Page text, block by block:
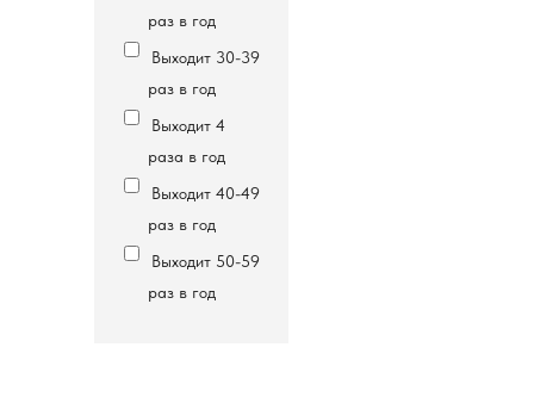
раз в год
Выходит 30-39
раз в год
Выходит 4
раза в год
Выходит 40-49
раз в год
Выходит 50-59
раз в год